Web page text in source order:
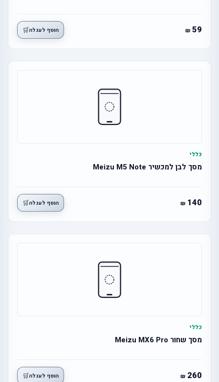
59 הוסף לעגלה🛒
כללי
מסך לבן למכשיר Meizu M5 Note
140 הוסף לעגלה🛒
כללי
מסך שחור Meizu MX6 Pro
260 הוסף לעגלה🛒